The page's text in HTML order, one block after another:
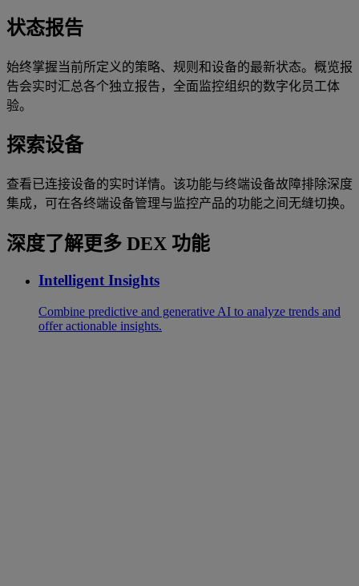
状态报告
始终掌握当前所定义的策略、规则和设备的最新状态。概览报
告会实时汇总各个独立报告，全面监控组织的数字化员工体
验。
探索设备
查看已连接设备的实时详情。该功能与终端设备故障排除深度
集成，可在各终端设备管理与监控产品的功能之间无缝切换。
深度了解更多 DEX 功能
Intelligent Insights
Combine predictive and generative AI to analyze trends and
offer actionable insights.